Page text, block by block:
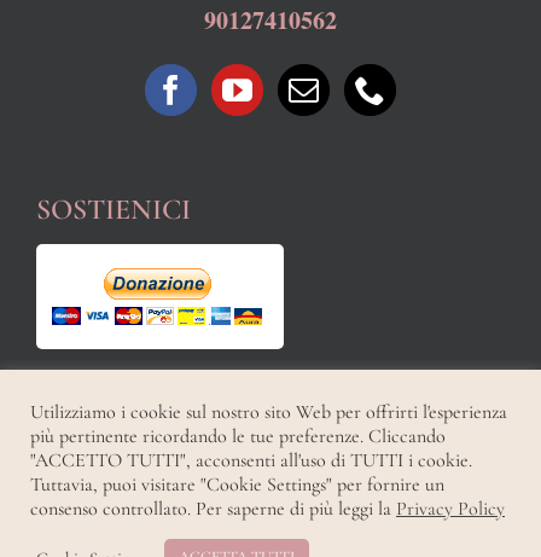
90127410562
SOSTIENICI
Copyright 2021 | All Rights Reserved | Powered by | Privacy Policy
FacebookYouTube
Utilizziamo i cookie sul nostro sito Web per offrirti l'esperienza
più pertinente ricordando le tue preferenze. Cliccando
"ACCETTO TUTTI", acconsenti all'uso di TUTTI i cookie.
Tuttavia, puoi visitare "Cookie Settings" per fornire un
consenso controllato. Per saperne di più leggi la Privacy Policy